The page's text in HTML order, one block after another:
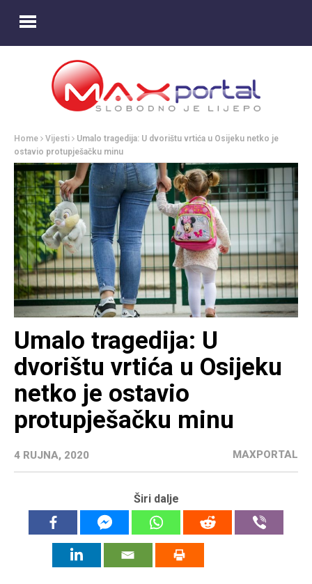
Home Vijesti
Umalo tragedija: U dvorištu vrtića u Osijeku netko je
ostavio protupješačku minu
Umalo tragedija: U
dvorištu vrtića u Osijeku
netko je ostavio
protupješačku minu
4 RUJNA, 2020 MAXPORTAL
Širi dalje